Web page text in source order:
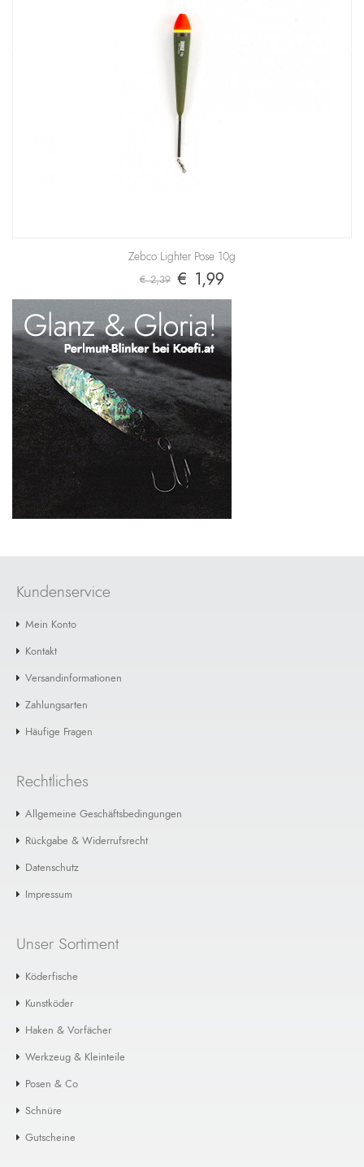
Zebco Lighter Pose 10g
€ 2,39 € 1,99
Kundenservice
Mein Konto
Kontakt
Versandinformationen
Zahlungsarten
Häufige Fragen
Rechtliches
Allgemeine Geschäftsbedingungen
Rückgabe & Widerrufsrecht
Datenschutz
Impressum
Unser Sortiment
Köderfische
Kunstköder
Haken & Vorfächer
Werkzeug & Kleinteile
Posen & Co
Schnüre
Gutscheine